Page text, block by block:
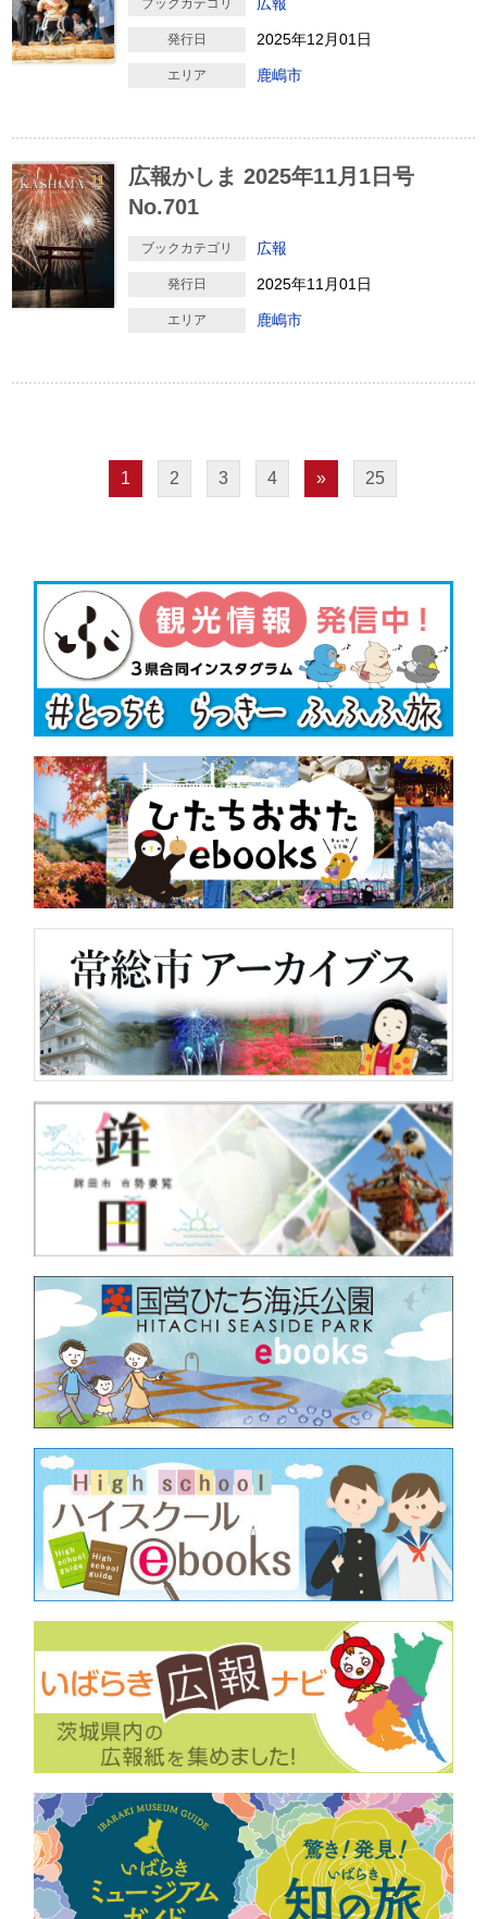
ブックカテゴリ
発行日 2025年12月01日
エリア 鹿嶋市
広報かしま 2025年11月1日号
No.701
ブックカテゴリ 広報
発行日 2025年11月01日
エリア 鹿嶋市
1 2 3 4 » 25